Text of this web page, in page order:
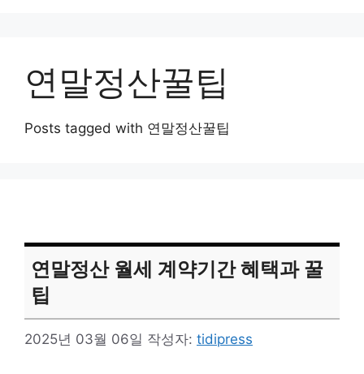
연말정산꿀팁
Posts tagged with 연말정산꿀팁
연말정산 월세 계약기간 혜택과 꿀
팁
2025년 03월 06일 작성자: tidipress